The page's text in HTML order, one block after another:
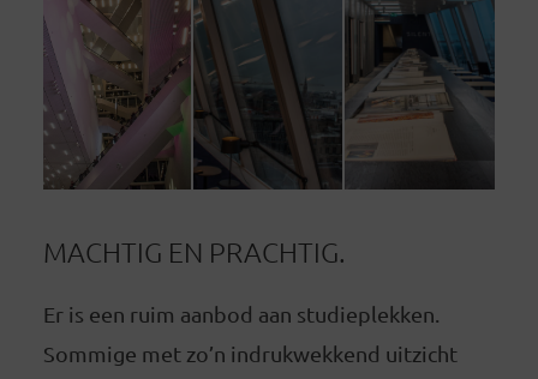
MACHTIG EN PRACHTIG.
Er is een ruim aanbod aan studieplekken.
Sommige met zo’n indrukwekkend uitzicht